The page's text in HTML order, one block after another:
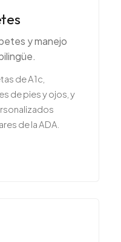
y manejo
de A1c,
de pies y ojos, y
de la ADA.